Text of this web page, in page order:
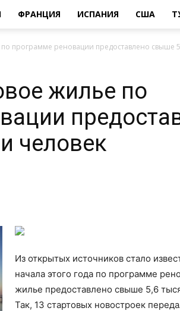
ФРАНЦИЯ ИСПАНИЯ США
программе реновации предоставлено свыше
жилье по
человек
Из открытых источников стало
начала этого года по программе
жилье предоставлено свыше 5,6
Так, 13 стартовых новостроек